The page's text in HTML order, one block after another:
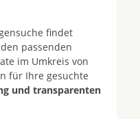
findet
passenden
im Umkreis von
für Ihre gesuchte
und transparenten